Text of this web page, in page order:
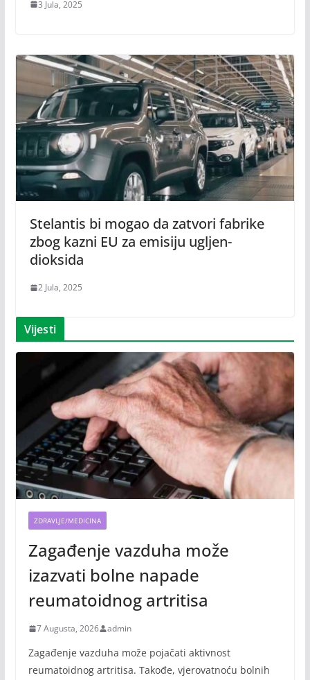
3 Jula, 2025
Stelantis bi mogao da zatvori fabrike
zbog kazni EU za emisiju ugljen-
dioksida
2 Jula, 2025
Vijesti
ZDRAVLJE/MEDICINA
Zagađenje vazduha može
izazvati bolne napade
reumatoidnog artritisa
7 Augusta, 2026 admin
Zagađenje vazduha može pojačati aktivnost
reumatoidnog artritisa. Takođe, vjerovatnoću bolnih